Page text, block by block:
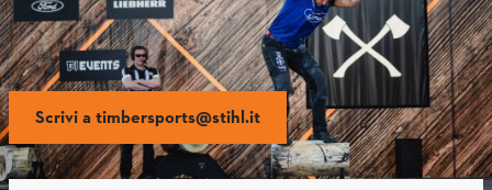
Scrivi a timbersports@stihl.it